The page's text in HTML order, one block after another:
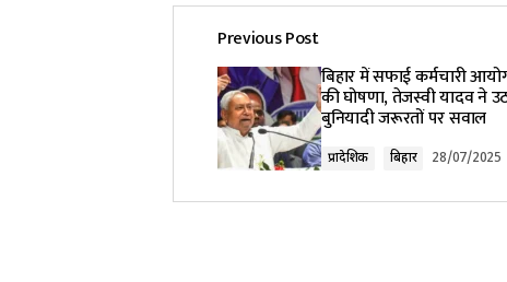
Your email address will not be
Comment*
Previous Post
बिहार में सफाई कर्मचारी
की घोषणा, तेजस्वी यादव ने
बुनियादी जरूरतों पर सवाल
प्रादेशिक बिहार 28/07/2025